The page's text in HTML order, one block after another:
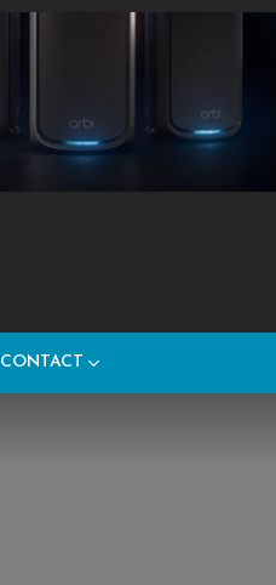
CONTACT